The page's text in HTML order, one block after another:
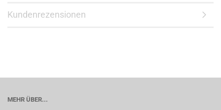
Kundenrezensionen
MEHR ÜBER...